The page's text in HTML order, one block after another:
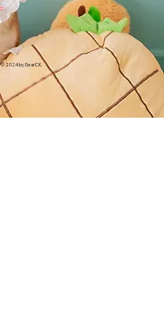
© 2024 by DearCK.